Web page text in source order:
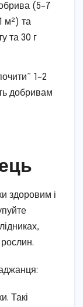
(5–7
м²) та
та 30 г
1–2
добривам
здоровим і
Такі